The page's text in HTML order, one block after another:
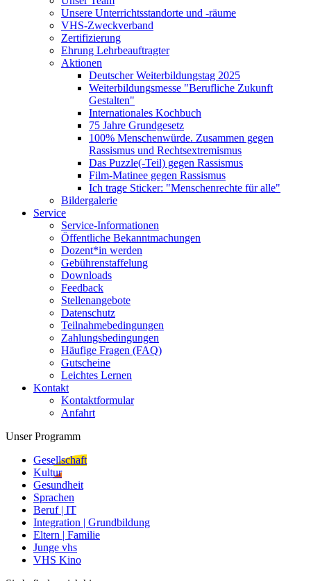
Unsere Unterrichtsstandorte und -räume
VHS-Zweckverband
Zertifizierung
Ehrung Lehrbeauftragter
Aktionen
Deutscher Weiterbildungstag 2025
Weiterbildungsmesse "Berufliche Zukunft
Gestalten"
Internationales Kochbuch
75 Jahre Grundgesetz
100% Menschenwürde. Zusammen gegen
Rassismus und Rechtsextremismus
Das Puzzle(-Teil) gegen Rassismus
Film-Matinee gegen Rassismus
Ich trage Sticker: "Menschenrechte für alle"
Bildergalerie
Service
Service-Informationen
Öffentliche Bekanntmachungen
Dozent*in werden
Gebührenstaffelung
Downloads
Feedback
Stellenangebote
Datenschutz
Teilnahmebedingungen
Zahlungsbedingungen
Häufige Fragen (FAQ)
Gutscheine
Leichtes Lernen
Kontakt
Kontaktformular
Anfahrt
Unser Programm
Gesellschaft
Kultur
Gesundheit
Sprachen
Beruf | IT
Integration | Grundbildung
Eltern | Familie
Junge vhs
VHS Kino